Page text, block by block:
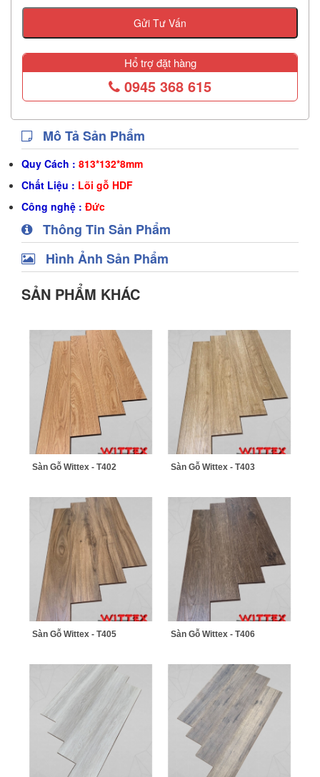
Gửi Tư Vấn
Hổ trợ đặt hàng
0945 368 615
Mô Tả Sản Phẩm
Quy Cách : 813*132*8mm
Chất Liệu : Lõi gỗ HDF
Công nghệ : Đức
Thông Tin Sản Phẩm
Hình Ảnh Sản Phẩm
SẢN PHẨM KHÁC
Sàn Gỗ Wittex - T402 Sàn Gỗ Wittex - T403
Sàn Gỗ Wittex - T405 Sàn Gỗ Wittex - T406